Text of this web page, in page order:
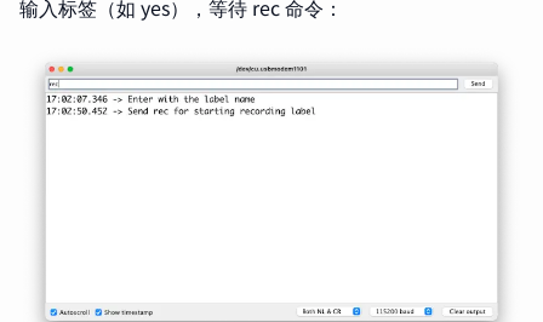
输入标签（如 yes），等待 rec 命令：